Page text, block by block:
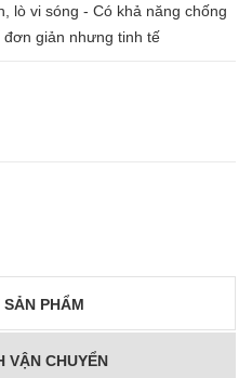
lò vi sóng - Có khả năng chống
giản nhưng tinh tế
PHẨM
VẬN CHUYỂN